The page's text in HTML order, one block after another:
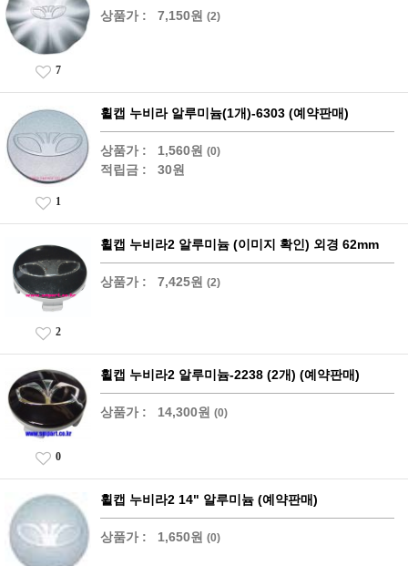
상품가 : 7,150원 (2)
7
휠캡 누비라 알루미늄(1개)-6303 (예약판매)
상품가 : 1,560원 (0)
적립금 : 30원
1
휠캡 누비라2 알루미늄 (이미지 확인) 외경 62mm
상품가 : 7,425원 (2)
2
휠캡 누비라2 알루미늄-2238 (2개) (예약판매)
상품가 : 14,300원 (0)
0
휠캡 누비라2 14" 알루미늄 (예약판매)
상품가 : 1,650원 (0)